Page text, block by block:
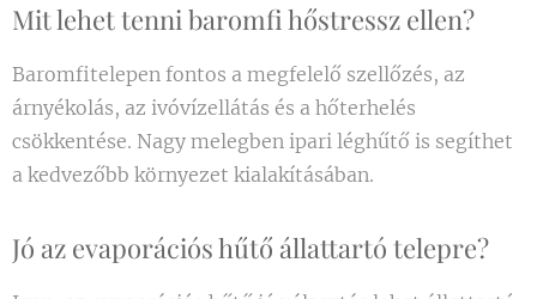
Mit lehet tenni baromfi hőstressz ellen?
Baromfitelepen fontos a megfelelő szellőzés, az
árnyékolás, az ivóvízellátás és a hőterhelés
csökkentése. Nagy melegben ipari léghűtő is segíthet
a kedvezőbb környezet kialakításában.
Jó az evaporációs hűtő állattartó telepre?